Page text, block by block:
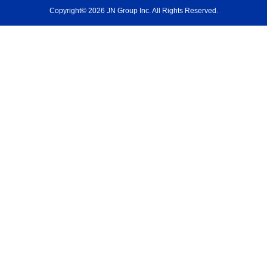
Copyright© 2026 JN Group Inc. All Rights Reserved.